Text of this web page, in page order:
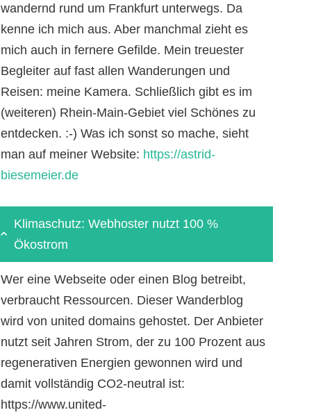
wandernd rund um Frankfurt unterwegs. Da
kenne ich mich aus. Aber manchmal zieht es
mich auch in fernere Gefilde. Mein treuester
Begleiter auf fast allen Wanderungen und
Reisen: meine Kamera. Schließlich gibt es im
(weiteren) Rhein-Main-Gebiet viel Schönes zu
entdecken. :-) Was ich sonst so mache, sieht
man auf meiner Website: https://astrid-
biesemeier.de
Klimaschutz: Webhoster nutzt 100 %
Ökostrom
Wer eine Webseite oder einen Blog betreibt,
verbraucht Ressourcen. Dieser Wanderblog
wird von united domains gehostet. Der Anbieter
nutzt seit Jahren Strom, der zu 100 Prozent aus
regenerativen Energien gewonnen wird und
damit vollständig CO2-neutral ist:
https://www.united-